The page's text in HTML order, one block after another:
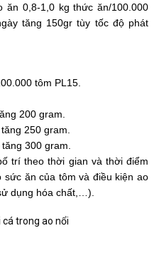
0,8-1,0 kg thức ăn/100.000
tăng 150gr tùy tốc độ phát
tôm PL15.
200 gram.
250 gram.
300 gram.
trí theo thời gian và thời điểm
sức ăn của tôm và điều kiện ao
dụng hóa chất,…).